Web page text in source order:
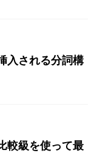
される分詞構
級を使って最